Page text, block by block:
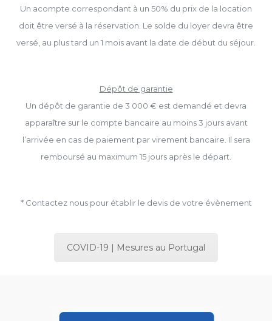
Un acompte correspondant à un 50% du prix de la location
doit être versé à la réservation. Le solde du loyer devra être
versé, au plus tard un 1 mois avant la date de début du séjour.
Dépôt de garantie
Un dépôt de garantie de 3 000 € est demandé et devra
apparaître sur le compte bancaire au moins 3 jours avant
l’arrivée en cas de paiement par virement bancaire. Il sera
remboursé au maximum 15 jours après le départ.
* Contactez nous pour établir le devis de votre évènement
COVID-19 | Mesures au Portugal